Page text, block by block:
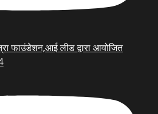
फाउंडेशन,आई लीड द्वारा आयोजित